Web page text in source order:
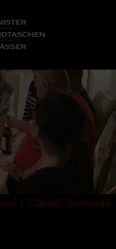
1 | 06485 Gernrode